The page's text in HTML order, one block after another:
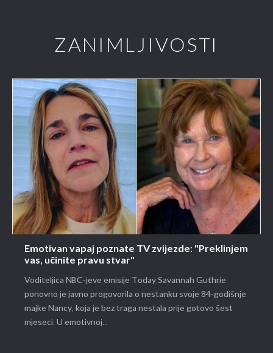
ZANIMLJIVOSTI
Emotivan vapaj poznate TV zvijezde: "Preklinjem
vas, učinite pravu stvar"
Voditeljica NBC-jeve emisije Today Savannah Guthrie
ponovno je javno progovorila o nestanku svoje 84-godišnje
majke Nancy, koja je bez traga nestala prije gotovo šest
mjeseci. U emotivnoj...